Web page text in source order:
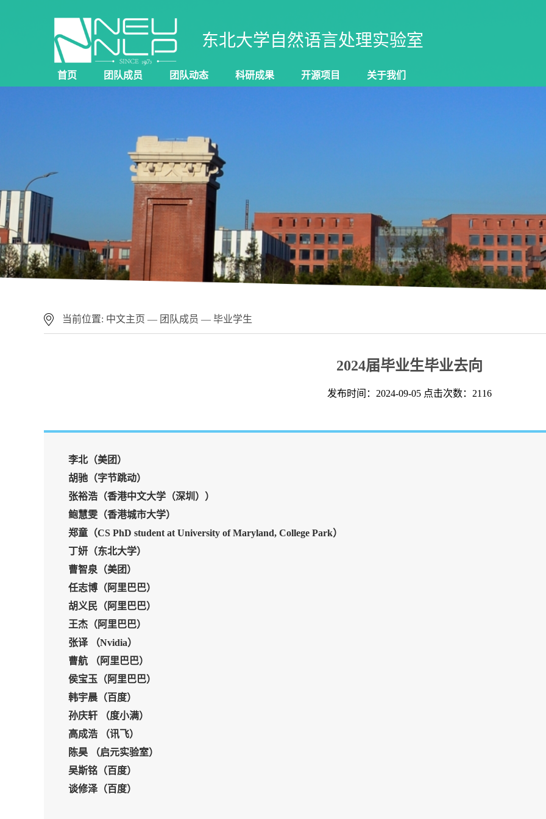
东北大学自然语言处理实验室
首页 团队成员 团队动态 科研成果 开源项目 关于我们
当前位置: 中文主页 — 团队成员 — 毕业学生
2024届毕业生毕业去向
发布时间：2024-09-05 点击次数： 2116
李北（美团 ）
胡驰（字节跳动）
张裕浩（香港中文大学（深圳））
鲍慧雯（香港城市大学）
郑童（CS PhD student at University of Maryland, College Park）
丁妍（东北大学）
曹智泉 （美团 ）
任志博（阿里巴巴）
胡义民 （阿里巴巴）
王杰 （阿里巴巴）
张译 （Nvidia）
曹航
（阿里巴巴）
侯宝玉 （阿里巴巴）
韩宇晨（百度）
孙庆轩 （度小满）
高成浩 （讯飞）
陈昊 （启元实验室）
吴斯铭 （百度）
谈修泽 （百度）